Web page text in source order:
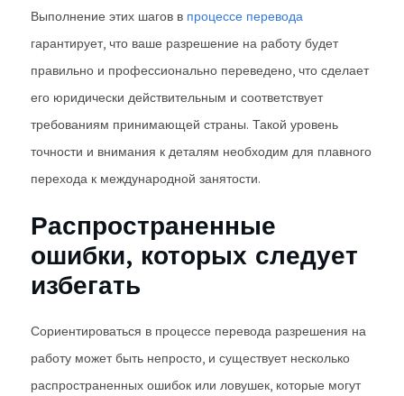
Выполнение этих шагов в процессе перевода
гарантирует, что ваше разрешение на работу будет
правильно и профессионально переведено, что сделает
его юридически действительным и соответствует
требованиям принимающей страны. Такой уровень
точности и внимания к деталям необходим для плавного
перехода к международной занятости.
Распространенные
ошибки, которых следует
избегать
Сориентироваться в процессе перевода разрешения на
работу может быть непросто, и существует несколько
распространенных ошибок или ловушек, которые могут